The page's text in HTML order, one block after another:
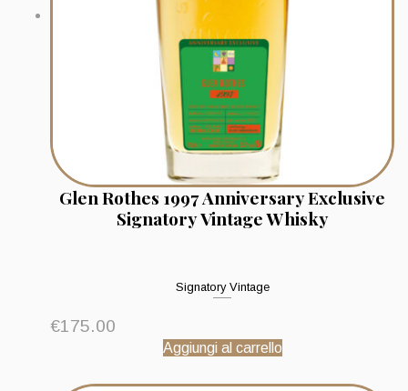
Glen Rothes 1997 Anniversary Exclusive
Signatory Vintage Whisky
Signatory Vintage
€175.00
Aggiungi al carrello